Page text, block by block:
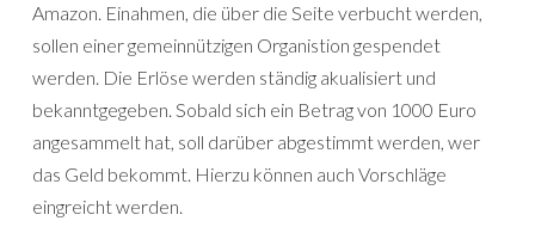
Amazon. Einahmen, die über die Seite verbucht werden,
sollen einer gemeinnützigen Organistion gespendet
werden. Die Erlöse werden ständig akualisiert und
bekanntgegeben. Sobald sich ein Betrag von 1000 Euro
angesammelt hat, soll darüber abgestimmt werden, wer
das Geld bekommt. Hierzu können auch Vorschläge
eingreicht werden.